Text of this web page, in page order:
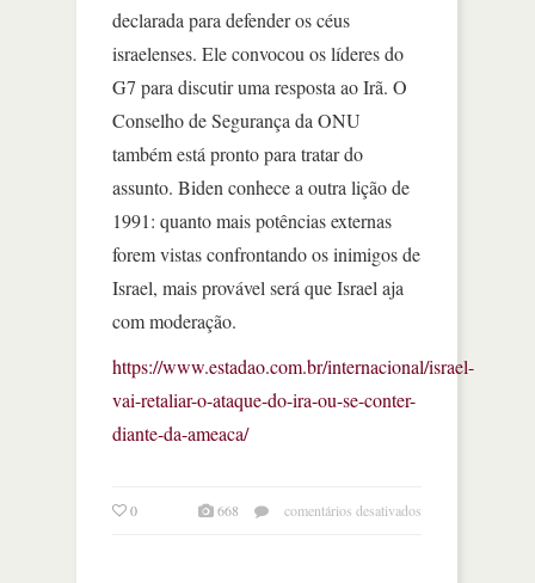
declarada para defender os céus
israelenses. Ele convocou os líderes do
G7 para discutir uma resposta ao Irã. O
Conselho de Segurança da ONU
também está pronto para tratar do
assunto. Biden conhece a outra lição de
1991: quanto mais potências externas
forem vistas confrontando os inimigos de
Israel, mais provável será que Israel aja
com moderação.
https://www.estadao.com.br/internacional/israel-
vai-retaliar-o-ataque-do-ira-ou-se-conter-
diante-da-ameaca/
0 668 comentários desativados